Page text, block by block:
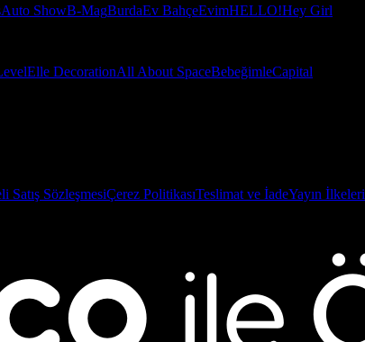
Auto ShowB-MagBurdaEv BahçeEvimHELLO!Hey Girl
Elle DecorationAll About SpaceBebeğimleCapital
Satış SözleşmesiÇerez PolitikasıTeslimat ve İadeYayın İlkeleri